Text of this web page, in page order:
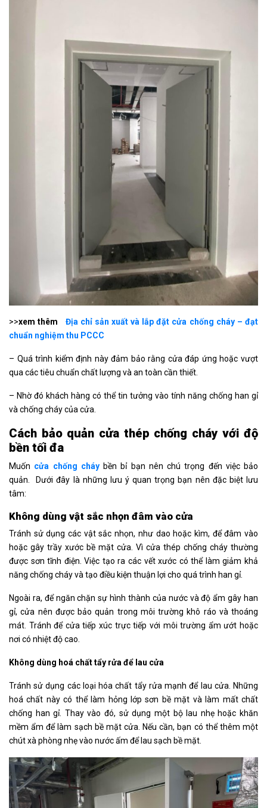
>>xem thêm
Địa chỉ sản xuất và lắp đặt cửa chống cháy – đạt
chuẩn nghiệm thu PCCC
– Quá trình kiểm định này đảm bảo rằng cửa đáp ứng hoặc vượt
qua các tiêu chuẩn chất lượng và an toàn cần thiết.
– Nhờ đó khách hàng có thể tin tưởng vào tính năng chống han gỉ
và chống cháy của cửa.
Cách bảo quản cửa thép chống cháy với độ
bền tối đa
Muốn cửa chống cháybền bỉ bạn nên chú trọng đến việc bảo
quản. Dưới đây là những lưu ý quan trọng bạn nên đặc biệt lưu
tâm:
Không dùng vật sắc nhọn đâm vào cửa
Tránh sử dụng các vật sắc nhọn, như dao hoặc kìm, để đâm vào
hoặc gây trầy xước bề mặt cửa. Vì cửa thép chống cháy thường
được sơn tĩnh điện. Việc tạo ra các vết xước có thể làm giảm khả
năng chống cháy và tạo điều kiện thuận lợi cho quá trình han gỉ.
Ngoài ra, để ngăn chặn sự hình thành của nước và độ ẩm gây han
gỉ, cửa nên được bảo quản trong môi trường khô ráo và thoáng
mát. Tránh để cửa tiếp xúc trực tiếp với môi trường ẩm ướt hoặc
nơi có nhiệt độ cao.
Không dùng hoá chất tẩy rửa để lau cửa
Tránh sử dụng các loại hóa chất tẩy rửa mạnh để lau cửa. Những
hoá chất này có thể làm hỏng lớp sơn bề mặt và làm mất chất
chống han gỉ. Thay vào đó, sử dụng một bộ lau nhẹ hoặc khăn
mềm ẩm để làm sạch bề mặt cửa. Nếu cần, bạn có thể thêm một
chút xà phòng nhẹ vào nước ấm để lau sạch bề mặt.